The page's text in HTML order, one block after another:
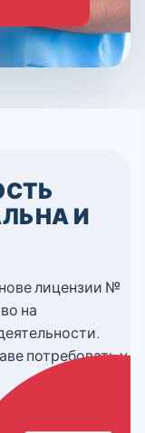
И
лицензии №
на
потребовать у